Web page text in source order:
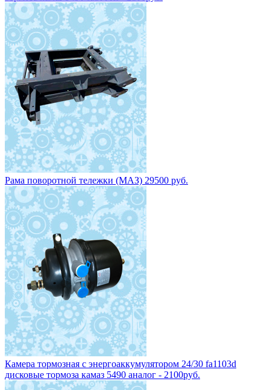
Рама поворотной тележки (МАЗ) 29500 руб.
Камера тормозная с энергоаккумулятором 24/30 fa1103d
дисковые тормоза камаз 5490 аналог - 2100руб.